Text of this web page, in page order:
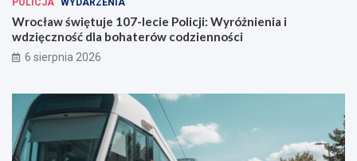
POLICJA WYDARZENIA
Wrocław świętuje 107-lecie Policji: Wyróżnienia i
wdzięczność dla bohaterów codzienności
6 sierpnia 2026